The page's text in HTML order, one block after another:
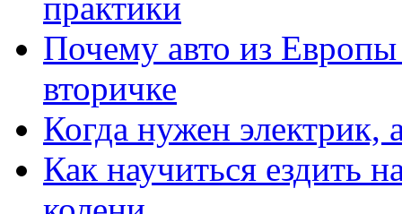
Почему авто из
вторичке
Когда нужен электрик,
Как научиться ездить